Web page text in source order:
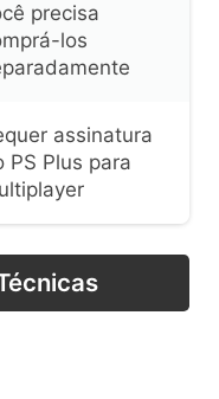
precisa
los
assinatura
PS Plus para